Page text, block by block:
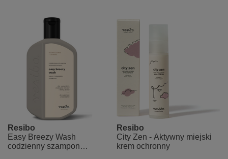
Resibo
Easy Breezy Wash
codzienny szampon
Resibo
City Zen - Aktywny miejski
krem ochronny